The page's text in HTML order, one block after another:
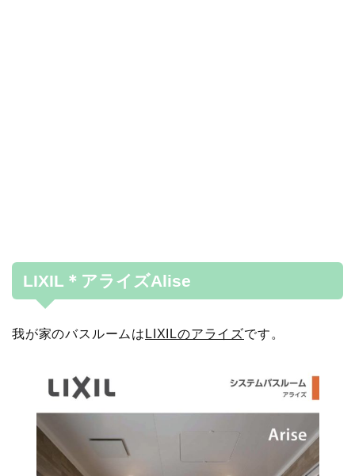
LIXIL＊アライズAlise
我が家のバスルームは LIXILのアライズです。